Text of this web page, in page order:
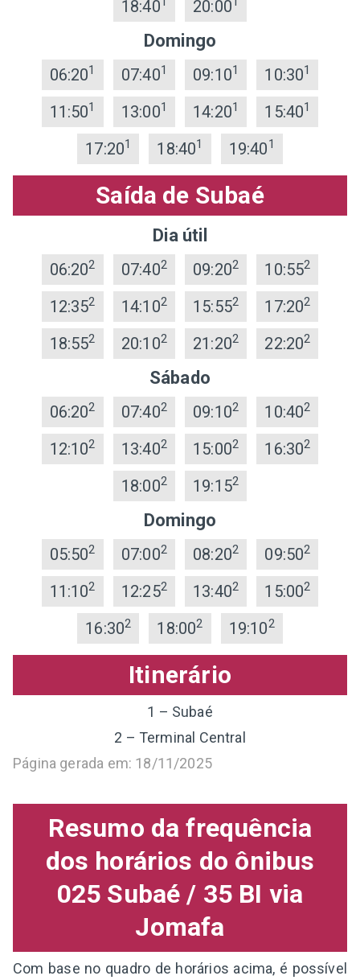
18:40 20:00
Domingo
06:201 07:401 09:101 10:301
11:501 13:001 14:201 15:401
17:201 18:401 19:401
Saída de Subaé
Dia útil
06:202 07:402 09:202 10:552
12:352 14:102 15:552 17:202
18:552 20:102 21:202 22:202
Sábado
06:202 07:402 09:102 10:402
12:102 13:402 15:002 16:302
18:002 19:152
Domingo
05:502 07:002 08:202 09:502
11:102 12:252 13:402 15:002
16:302 18:002 19:102
Itinerário
1 – Subaé
2 – Terminal Central
Página gerada em: 18/11/2025
Resumo da frequência
dos horários do ônibus
025 Subaé / 35 BI via
Jomafa
Com base no quadro de horários acima, é possível